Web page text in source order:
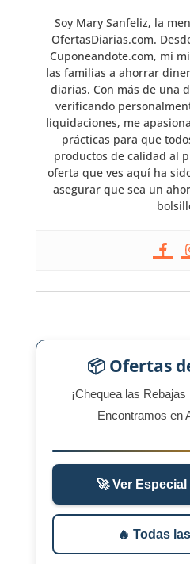
Soy Mary Sanfeliz, la
OfertasDiarias.com.
Cuponeandote.com, mi
las familias a ahorrar
diarias. Con más de una
verificando
liquidaciones, me
prácticas para que
productos de calidad al
oferta que ves aquí ha
asegurar que sea un
📦 Ofertas
¡Chequea las
Encontramos en
🚀 Ver
🔥 Todas